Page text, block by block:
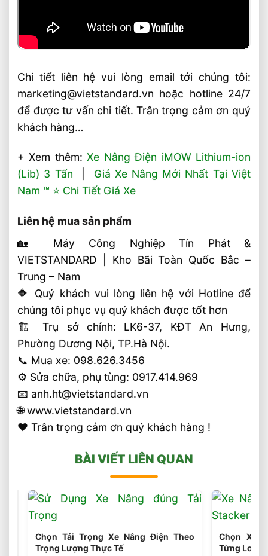
Chi tiết liên hệ vui lòng email tới chúng tôi:
marketing@vietstandard.vn hoặc hotline 24/7
để được tư vấn chi tiết. Trân trọng cảm ơn quý
khách hàng…
+ Xem thêm:Xe Nâng Điện iMOW Lithium-ion
(Lib) 3 Tấn
Giá Xe Nâng Mới Nhất Tại Việt
Nam ™ ⭐️ Chi Tiết Giá Xe
Liên hệ mua sản phẩm
🏡 Máy Công Nghiệp Tín Phát &
VIETSTANDARD | Kho Bãi Toàn Quốc Bắc –
Trung – Nam
🔶 Quý khách vui lòng liên hệ với Hotline để
chúng tôi phục vụ quý khách được tốt hơn
🏗 Trụ sở chính: LK6-37, KĐT An Hưng,
Phường Dương Nội, TP.Hà Nội.
📞 Mua xe: 098.626.3456
⚙️ Sửa chữa, phụ tùng: 0917.414.969
📧 anh.ht@vietstandard.vn
🌐 www.vietstandard.vn
❤️ Trân trọng cảm ơn quý khách hàng !
BÀI VIẾT LIÊN QUAN
Chọn Tải Trọng Xe Nâng Điện Theo
Trọng Lượng Thực Tế
Chọn Xe
Từng Loại